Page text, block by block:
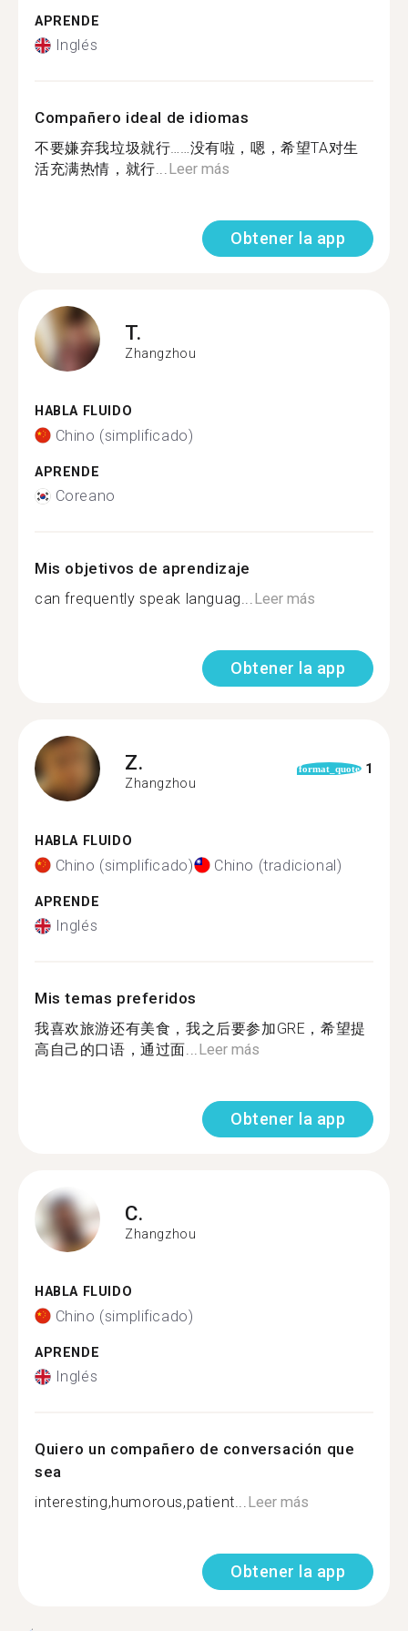
APRENDE
Inglés
Compañero ideal de idiomas
不要嫌弃我垃圾就行……没有啦，嗯，希望TA对生
活充满热情，就行...Leer más
Obtener la app
T.
Zhangzhou
HABLA FLUIDO
Chino (simplificado)
APRENDE
Coreano
Mis objetivos de aprendizaje
can frequently speak languag...Leer más
Obtener la app
Z.
Zhangzhou
format_quote 1
HABLA FLUIDO
Chino (simplificado) Chino (tradicional)
APRENDE
Inglés
Mis temas preferidos
我喜欢旅游还有美食，我之后要参加GRE，希望提
高自己的口语，通过面...Leer más
Obtener la app
C.
Zhangzhou
HABLA FLUIDO
Chino (simplificado)
APRENDE
Inglés
Quiero un compañero de conversación que
sea
interesting,humorous,patient...Leer más
Obtener la app